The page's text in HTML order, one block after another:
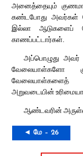
அனைத்தையும்
கண்டபோது அவர்கள்
இல்லா ஆடுகளைப்
காணப்பட்டார்கள்.
அப்பொழுது அவர்
வேலையாள்களோ
வேலையாள்களைத்
அறுவடையின்
ஆண்டவரின்
◄ மே – 26